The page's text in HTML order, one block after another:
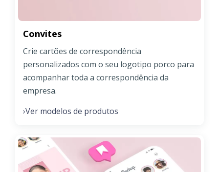
Convites
Crie cartões de correspondência
personalizados com o seu logotipo porco para
acompanhar toda a correspondência da
empresa.
›Ver modelos de produtos